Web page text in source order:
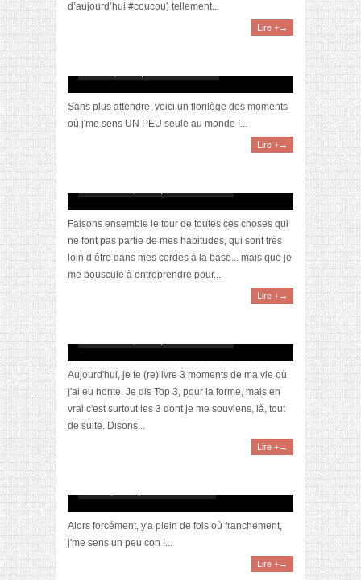
d’aujourd’hui #coucou) tellement...
Lire +→
Sans plus attendre, voici un florilège des moments
où j'me sens UN PEU seule au monde !...
Lire +→
Faisons ensemble le tour de toutes ces choses qui
ne font pas partie de mes habitudes, qui sont très
loin d’être dans mes cordes à la base... mais que je
me bouscule à entreprendre pour...
Lire +→
Aujourd'hui, je te (re)livre 3 moments de ma vie où
j'ai eu honte. Je dis Top 3, pour la forme, mais en
vrai c'est surtout les 3 dont je me souviens, là, tout
de suite. Disons...
Lire +→
Alors forcément, y'a plein de fois où franchement,
j'me sens un peu con !...
Lire +→
Ces signes qui montrent que là, il fait